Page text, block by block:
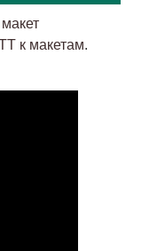
к макетам.